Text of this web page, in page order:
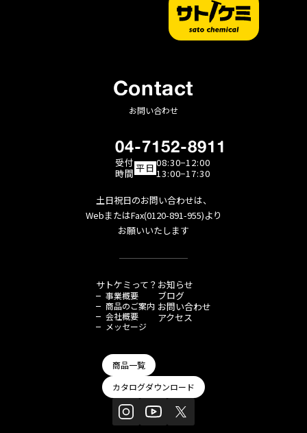
Contact
お問い合わせ
04-7152-8911
受付
時間平日 08:30−12:00
13:00−17:30
土日祝日のお問い合わせは、
WebまたはFax(0120-891-955)より
お願いいたします
サトケミって？
事業概要
商品のご案内
会社概要
メッセージ
お知らせ
ブログ
お問い合わせ
アクセス
商品一覧
カタログダウンロード